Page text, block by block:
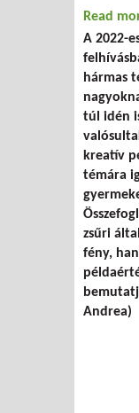
Read
A 2022-
hármas
túl idén
kreatív
témára
zsűri
fény,
Andrea)